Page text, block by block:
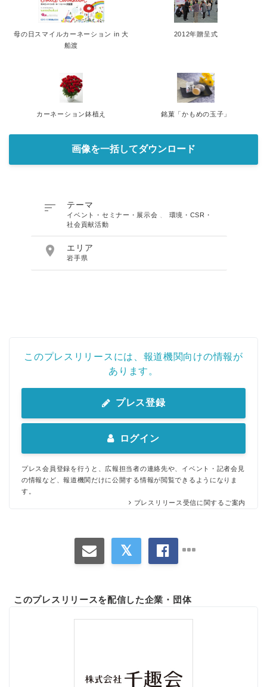
母の日スマイルカーネーション in 大
船渡
2012年贈呈式
カーネーション鉢植え 銘菓「かもめの玉子」
画像を一括してダウンロード
 テーマ
イベント・セミナー・展示会
環境・CSR・
社会貢献活動
 エリア
岩手県
このプレスリリースには、報道機関向けの情報が
あります。
プレス登録
ログイン
プレス会員登録を行うと、広報担当者の連絡先や、イベント・記者会見
の情報など、報道機関だけに公開する情報が閲覧できるようになりま
す。
プレスリリース受信に関するご案内
このプレスリリースを配信した企業・団体